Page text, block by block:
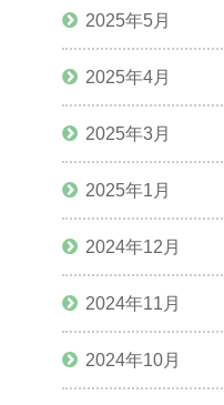
2025年5月
2025年4月
2025年3月
2025年1月
2024年12月
2024年11月
2024年10月